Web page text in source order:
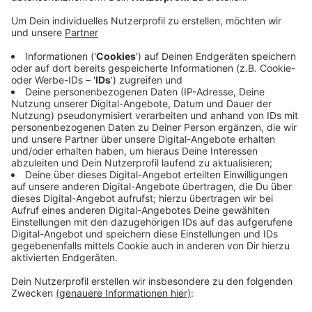
Das ist passiert
Anzeige
Der Isselburger war auf dem Radweg unterwegs und
wollte die Einmündung Breels/Am Fenn überqueren.
Dabei übersah er einen Wagen, der Vorfahrt hatte, und
stieß damit zusammen. Der Autofahrer hatte noch
gebremste und erfolglos versucht, dem Radfahrer
auszuweichen.
Anzeige